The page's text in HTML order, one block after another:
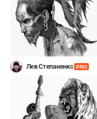
Лев Степаненко PRO